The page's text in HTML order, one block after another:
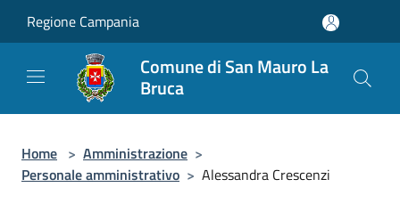
Regione Campania
Comune di San Mauro La
Bruca
Home > Amministrazione >
Personale amministrativo > Alessandra Crescenzi